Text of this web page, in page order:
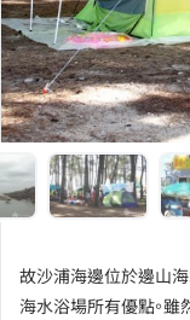
故沙浦海邊位於邊山
海水浴場所有優點。